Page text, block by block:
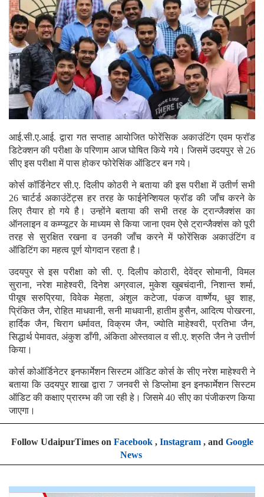
आई.सी.ए.आई. द्वारा गत सप्ताह आयोजित फोरेंसिक अकाउंटिंग एवम फ्रॉड
डिटेक्शन की परीक्षा के परिणाम आज घोषित किये गये। जिसमें उदयपुर से 26
सीए इस परीक्षा में पास होकर फोरेसिंक ऑडिटर बन गये।
कोर्स कॉर्डिनेटर सी.ए. दिलीप कोठरी ने बताया की इस परीक्षा में उतीर्ण सभी
26 चार्टर्ड अकाउंटेंट्स हर तरह के फाईनेन्शियल फ्रॉड की जाँच करने के
लिए तैयार हो गये है। उन्होंने बताया की सभी तरह के ट्रान्जैक्शंस का
ऑनलाइन व कम्प्यूटर के माध्यम से किया जाना एवम ऐसे ट्रान्जैक्शंस को पूरी
तरह से सुरक्षित रखना व उनकी जाँच करने में फोरेंसिक अकाउंटिंग व
ऑडिटिंग का महत्व पूर्ण योगदान रहता है।
उदयपुर से इस परीक्षा को सी. ए. दिलीप कोठारी, देवेंद्र सोमानी, विमल
सुराना, नरेश माहेश्वरी, दिनेश अग्रवाल, मुकेश खुबचंदानी, निशान्त शर्मा,
पीयूष सरुप्रिया, विवेक मेहता, अंशुल कटेजा, पंकज वार्ष्णेय, धु्व शाह,
प्रिंकित जैन, रोहित माधवानी, सनी माधवानी, हातीम हुसैन, आदित्य पोखरना,
हार्दिक जैन, चिराग धर्मावत, विक्रम जैन, ज्योति माहेश्वरी, प्रतिभा जैन,
सिद्धार्थ पेमावत, अंकुश डाँगी, अंकिता ओस्तवाल व सी.ए. श्रुति जैन ने उत्तीर्ण
किया।
कोर्स कोऑर्डिनेटर इनफार्मेशन सिस्टम ऑडिट कोर्स के सीए नरेश माहेश्वरी ने
बताया कि उदयपुर शाखा द्वारा 7 जनवरी से डिप्लोमा इन इनफार्मेशन सिस्टम
ऑडिट की कक्षाए प्रारम्भ की जा रही हे। जिसमे 40 सीए का पंजीकरण किया
जाएगा।
Follow UdaipurTimes on Facebook, Instagram, and Google
News